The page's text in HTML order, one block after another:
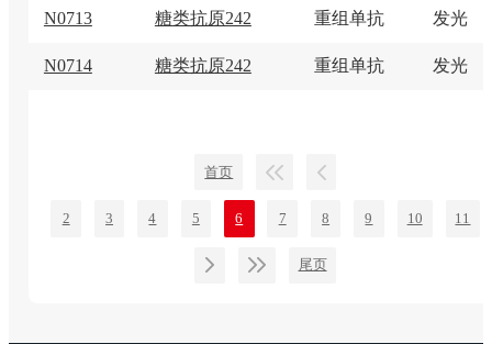
N0713 糖类抗原242 重组单抗 发光
N0714 糖类抗原242 重组单抗 发光
首页
2 3 4 5 6 7 8 9 10 11
尾页